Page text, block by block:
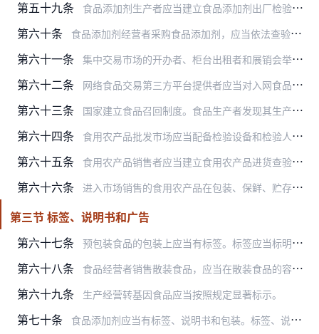
第五十九条 食品添加剂生产者应当建立食品添加剂出厂检验记录制度，查验出厂产品的检验合格证和安全状况，如实记录食品添加剂的名称、规格、数量、生产日期或者生产批号、保质期、检验…
第六十条 食品添加剂经营者采购食品添加剂，应当依法查验供货者的许可证和产品合格证明文件，如实记录食品添加剂的名称、规格、数量、生产日期或者生产批号、保质期、进货日期以及供…
第六十一条 集中交易市场的开办者、柜台出租者和展销会举办者，应当依法审查入场食品经营者的许可证，明确其食品安全管理责任，定期对其经营环境和条件进行检查，发现其有违反本法规定…
第六十二条 网络食品交易第三方平台提供者应当对入网食品经营者进行实名登记，明确其食品安全管理责任；依法应当取得许可证的，还应当审查其许可证。
第六十三条 国家建立食品召回制度。食品生产者发现其生产的食品不符合食品安全标准或者有证据证明可能危害人体健康的，应当立即停止生产，召回已经上市销售的食品，通知相关生产经营者…
第六十四条 食用农产品批发市场应当配备检验设备和检验人员或者委托符合本法规定的食品检验机构，对进入该批发市场销售的食用农产品进行抽样检验；发现不符合食品安全标准的，应当要求…
第六十五条 食用农产品销售者应当建立食用农产品进货查验记录制度，如实记录食用农产品的名称、数量、进货日期以及供货者名称、地址、联系方式等内容，并保存相关凭证。记录和凭证保存…
第六十六条 进入市场销售的食用农产品在包装、保鲜、贮存、运输中使用保鲜剂、防腐剂等食品添加剂和包装材料等食品相关产品，应当符合食品安全国家标准。
第三节 标签、说明书和广告
第六十七条
预包装食品的包装上应当有标签。标签应当标明下列事项：
第六十八条 食品经营者销售散装食品，应当在散装食品的容器、外包装上标明食品的名称、生产日期或者生产批号、保质期以及生产经营者名称、地址、联系方式等内容。
第六十九条 生产经营转基因食品应当按照规定显著标示。
第七十条 食品添加剂应当有标签、说明书和包装。标签、说明书应当载明本法第六十七条第一款第一项至第六项、第八项、第九项规定的事项，以及食品添加剂的使用范围、用量、使用方法，…